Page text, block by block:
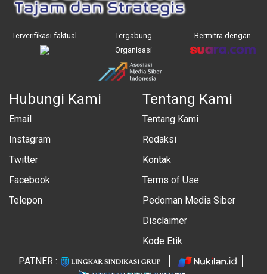
Terverifikasi faktual
Tergabung
Organisasi
Bermitra dengan
Hubungi Kami
Email
Instagram
Twitter
Facebook
Telepon
Tentang Kami
Tentang Kami
Redaksi
Kontak
Terms of Use
Pedoman Media Siber
Disclaimer
Kode Etik
PATNER :